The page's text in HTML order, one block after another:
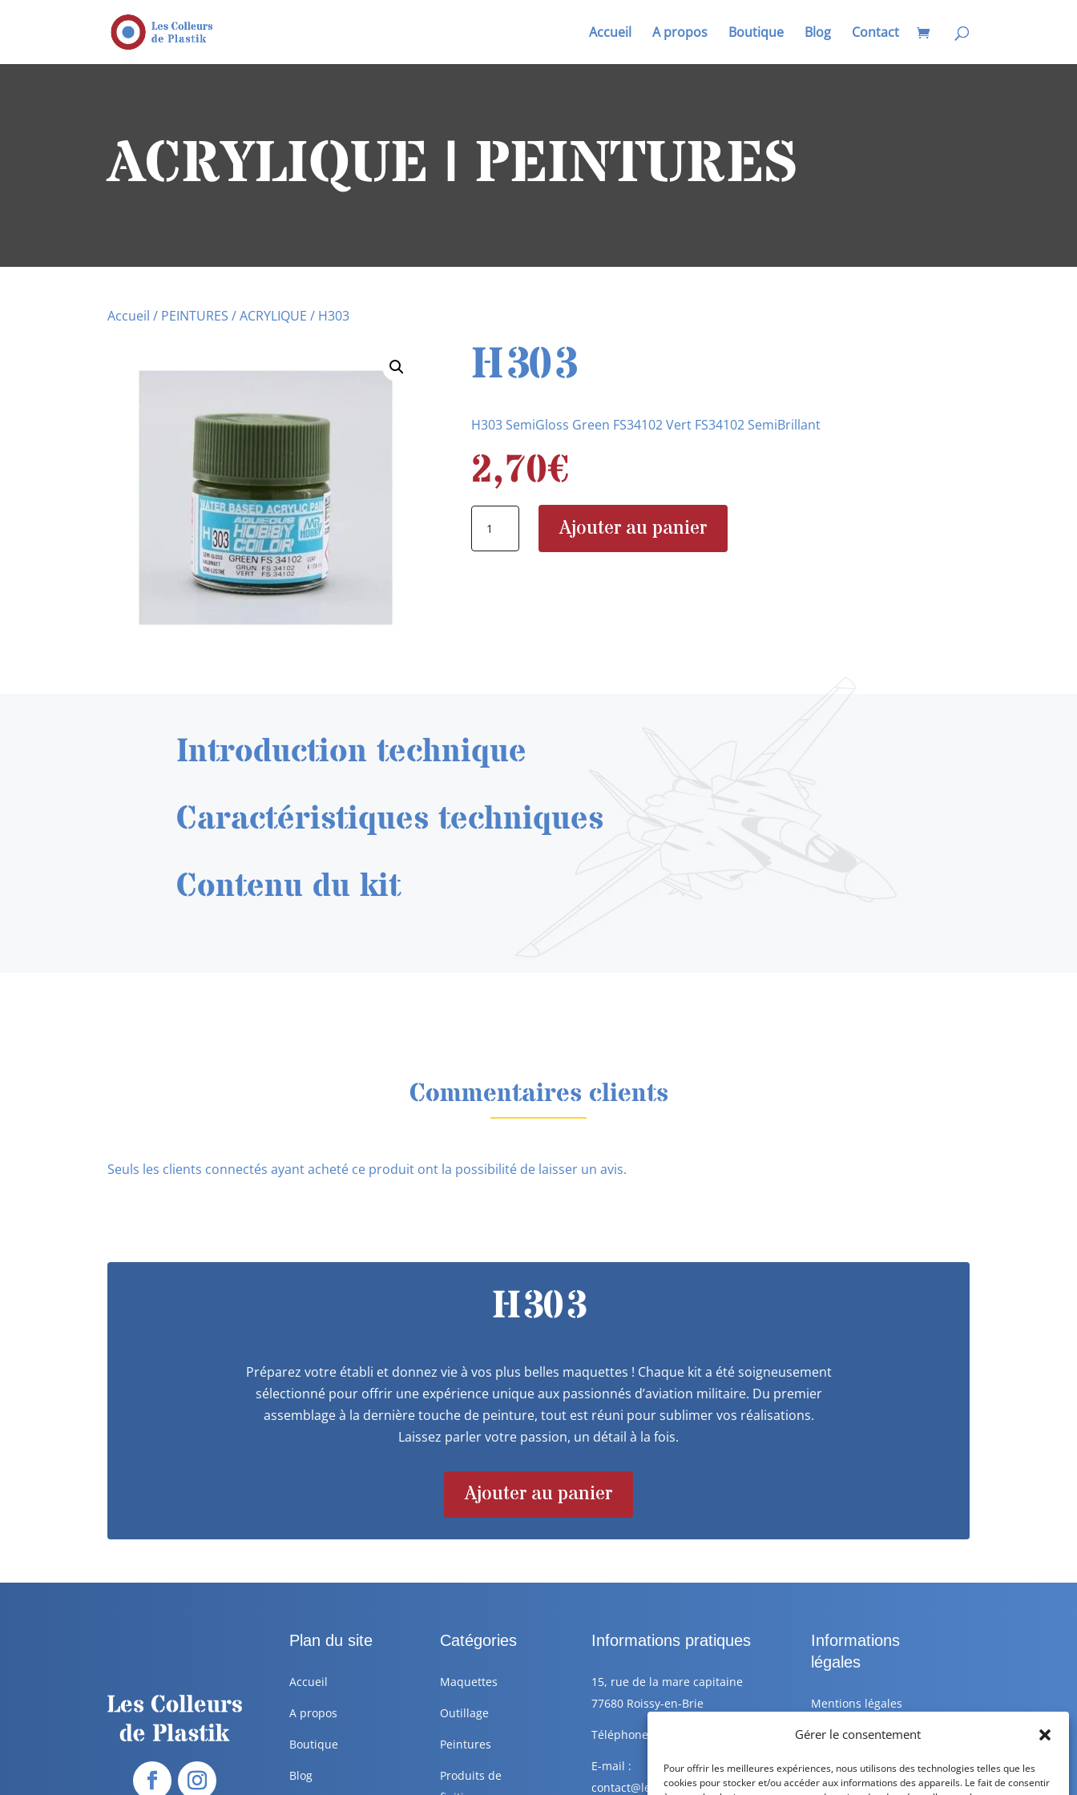
Gérer le consentement
Pour offrir les meilleures expériences, nous utilisons des technologies telles que les
cookies pour stocker et/ou accéder aux informations des appareils. Le fait de consentir
Accueil A propos Boutique Blog Contact
ACRYLIQUE | PEINTURES
Accueil / PEINTURES /ACRYLIQUE / H303
H303
H303 SemiGloss Green FS34102 Vert FS34102 SemiBrillant
2,70€
Ajouter au panier
Introduction technique
Caractéristiques techniques
Contenu du kit
Commentaires clients
Seuls les clients connectés ayant acheté ce produit ont la possibilité de laisser un avis.
H303
Préparez votre établi et donnez vie à vos plus belles maquettes ! Chaque kit a été soigneusement
sélectionné pour offrir une expérience unique aux passionnés d’aviation militaire. Du premier
assemblage à la dernière touche de peinture, tout est réuni pour sublimer vos réalisations.
Laissez parler votre passion, un détail à la fois.
Ajouter au panier
Plan du site
Accueil
A propos
Boutique
Blog
Catégories
Maquettes
Outillage
Peintures
Produits de
Informations pratiques
15, rue de la mare capitaine
77680 Roissy-en-Brie
Téléphone : +33 6 88 77 25 10
E-mail :
contact@lescolleursdeplastik.fr
Informations
légales
Mentions légales
Politique de
Politique de cookies